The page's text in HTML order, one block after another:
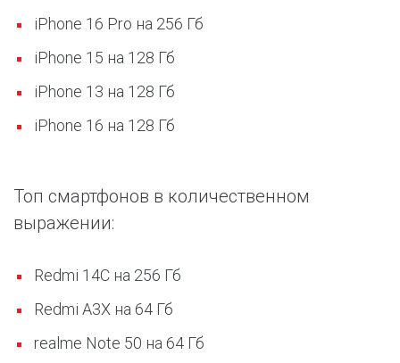
iPhone 16 Pro на 256 Гб
iPhone 15 на 128 Гб
iPhone 13 на 128 Гб
iPhone 16 на 128 Гб
Топ смартфонов в количественном
выражении:
Redmi 14C на 256 Гб
Redmi A3X на 64 Гб
realme Note 50 на 64 Гб